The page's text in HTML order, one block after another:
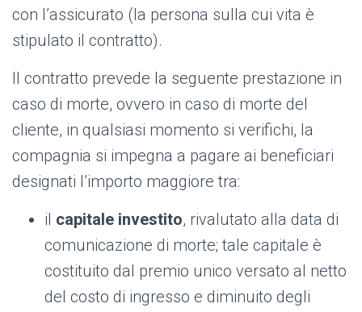
con l’assicurato (la persona sulla cui vita è
stipulato il contratto).
Il contratto prevede la seguente prestazione in
caso di morte, ovvero in caso di morte del
cliente, in qualsiasi momento si verifichi, la
compagnia si impegna a pagare ai beneficiari
designati l’importo maggiore tra:
il capitale investito, rivalutato alla data di
comunicazione di morte; tale capitale è
costituito dal premio unico versato al netto
del costo di ingresso e diminuito degli